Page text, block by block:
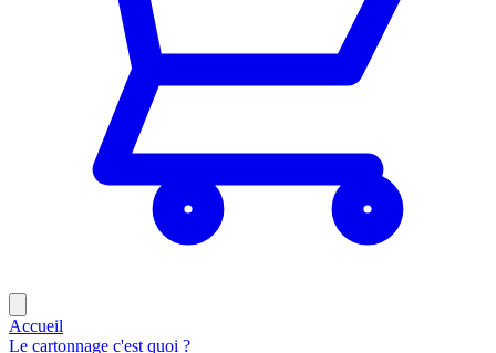
Accueil
Le cartonnage c'est quoi ?